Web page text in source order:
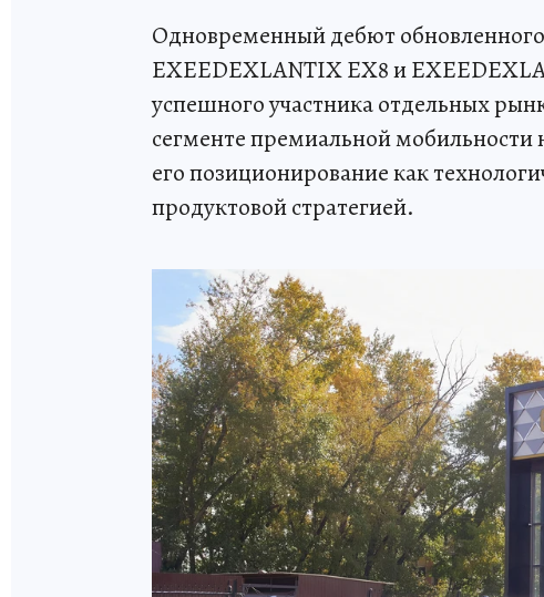
Одновременный дебют
EXEEDEXLANTIX EX8 и
успешного участника отдельных
сегменте премиальной мобильности
его позиционирование как
продуктовой стратегией.